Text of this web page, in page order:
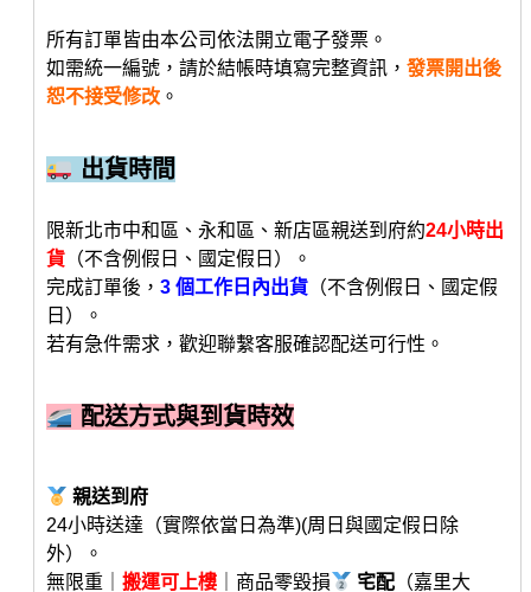
所有訂單皆由本公司依法開立電子發票。
如需統一編號，請於結帳時填寫完整資訊， 發票開出後
恕不接受修改 。
出貨時間
限新北市中和區、永和區、新店區親送到府約24小時出
貨 （不含例假日、國定假日）。
完成訂單後， 3 個工作日內出貨 （不含例假日、國定假
日）。
若有急件需求，歡迎聯繫客服確認配送可行性。
配送方式與到貨時效
親送到府
24小時送達（實際依當日為準)(周日與國定假日除
外）。
無限重｜ 搬運可上樓 ｜商品零毀損 宅配 （嘉里大